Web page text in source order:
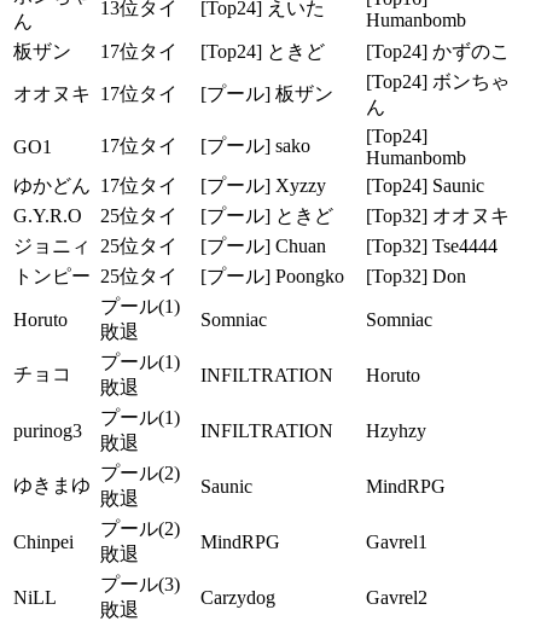
ん
13位タイ [Top24] えいた
Humanbomb
板ザン
17位タイ [Top24] ときど [Top24] かずのこ
オオヌキ 17位タイ [プール] 板ザン
[Top24] ボンちゃ
ん
GO1
17位タイ [プール] sako
[Top24]
Humanbomb
ゆかどん 17位タイ [プール] Xyzzy
[Top24] Saunic
G.Y.R.O
25位タイ [プール] ときど
[Top32] オオヌキ
ジョニィ
25位タイ [プール] Chuan
[Top32] Tse4444
トンピー 25位タイ [プール] Poongko [Top32] Don
Horuto
プール(1)
敗退
Somniac Somniac
チョコ
プール(1)
敗退
INFILTRATION Horuto
purinog3
プール(1)
敗退
INFILTRATION Hzyhzy
ゆきまゆ
プール(2)
敗退
Saunic MindRPG
Chinpei
プール(2)
敗退
MindRPG Gavrel1
NiLL
プール(3)
敗退
Carzydog Gavrel2